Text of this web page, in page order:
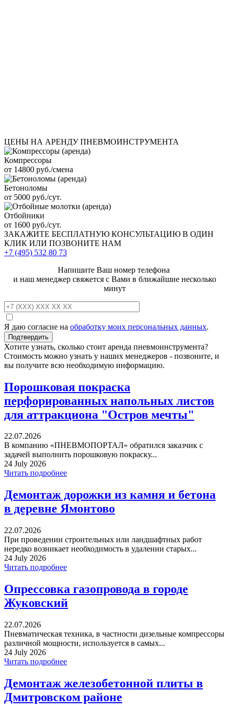
ЦЕНЫ НА АРЕНДУ ПНЕВМОИНСТРУМЕНТА
Компрессоры
от 14800 руб./смена
Бетоноломы
от 5000 руб./сут.
Отбойники
от 1600 руб./сут.
ЗАКАЖИТЕ БЕСПЛАТНУЮ КОНСУЛЬТАЦИЮ В ОДИН
КЛИК ИЛИ ПОЗВОНИТЕ НАМ
+7 (495) 532 80 73
Напишите Ваш номер телефона
и наш менеджер свяжется с Вами в ближайшие несколько
минут
Я даю согласие на обработку моих персональных данных.
Хотите узнать, сколько стоит аренда пневмоинструмента?
Стоимость можно узнать у наших менеджеров - позвоните, и
вы получите всю необходимую информацию.
Порошковая покраска
перфорированных напольных листов
для аттракциона "Остров мечты"
22.07.2026
В компанию «ПНЕВМОПОРТАЛ» обратился заказчик с
задачей выполнить порошковую покраску...
24 July 2026
Читать подробнее
Демонтаж дорожки из камня и бетона
в деревне Ямонтово
22.07.2026
При проведении строительных или ландшафтных работ
нередко возникает необходимость в удалении старых...
24 July 2026
Читать подробнее
Опрессовка газопровода в городе
Жуковский
22.07.2026
Пневматическая техника, в частности дизельные компрессоры
различной мощности, используется в самых...
24 July 2026
Читать подробнее
Демонтаж железобетонной плиты в
Дмитровском районе